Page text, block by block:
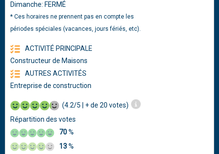
Dimanche: FERMÉ
* Ces horaires ne prennent pas en compte les
périodes spéciales (vacances, jours fériés, etc).
ACTIVITÉ PRINCIPALE
Constructeur de Maisons
AUTRES ACTIVITÉS
Entreprise de construction
(4.2/5 | + de 20 votes)
Répartition des votes
70%
13%